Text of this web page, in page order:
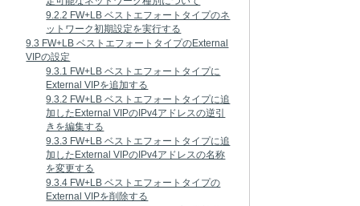
9.2.2 FW+LB ベストエフォートタイプのネ
ットワーク初期設定を実行する
9.3 FW+LB ベストエフォートタイプのExternal
VIPの設定
9.3.1 FW+LB ベストエフォートタイプに
External VIPを追加する
9.3.2 FW+LB ベストエフォートタイプに追
加したExternal VIPのIPv4アドレスの逆引
きを編集する
9.3.3 FW+LB ベストエフォートタイプに追
加したExternal VIPのIPv4アドレスの名称
を変更する
9.3.4 FW+LB ベストエフォートタイプの
External VIPを削除する